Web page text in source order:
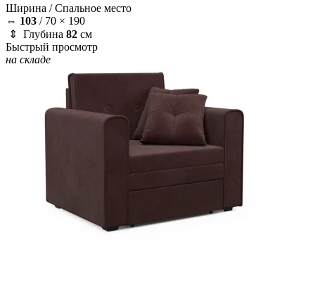
Ширина /Спальное место
⇔ 103 / 70 × 190
⇕ Глубина 82 см
Быстрый просмотр
на складе